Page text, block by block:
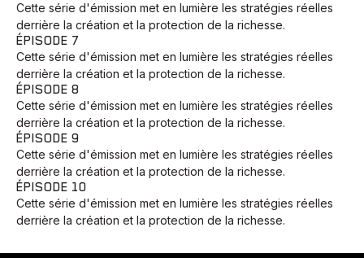
Cette série d'émission met en lumière les stratégies réelles
derrière la création et la protection de la richesse.
ÉPISODE 7
Cette série d'émission met en lumière les stratégies réelles
derrière la création et la protection de la richesse.
ÉPISODE 8
Cette série d'émission met en lumière les stratégies réelles
derrière la création et la protection de la richesse.
ÉPISODE 9
Cette série d'émission met en lumière les stratégies réelles
derrière la création et la protection de la richesse.
ÉPISODE 10
Cette série d'émission met en lumière les stratégies réelles
derrière la création et la protection de la richesse.